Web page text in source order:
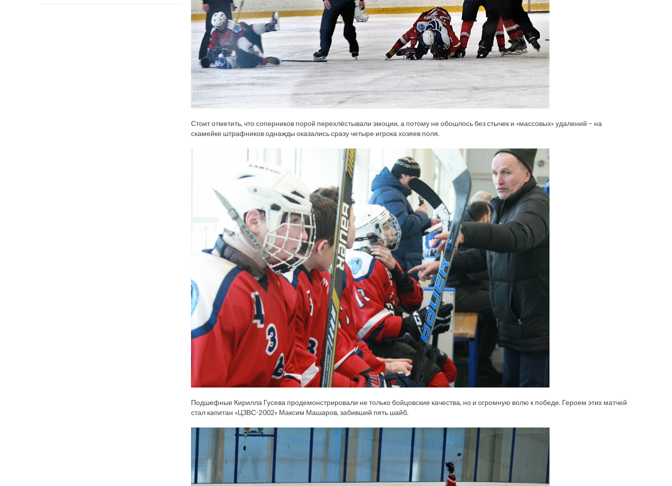
Стоит отметить, что соперников порой перехлёстывали эмоции, а потому не обошлось без стычек и «массовых» удалений – на
скамейке штрафников однажды оказались сразу четыре игрока хозяев поля.
Подшефные Кирилла Гусева продемонстрировали не только бойцовские качества, но и огромную волю к победе. Героем этих матчей
стал капитан «ЦЗВС-2002» Максим Машаров, забивший пять шайб.